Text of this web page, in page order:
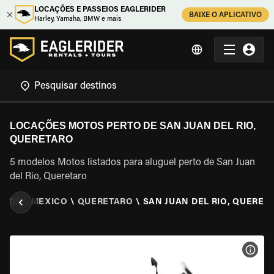
LOCAÇÕES E PASSEIOS EAGLERIDER
Harley, Yamaha, BMW e mais
BAIXE O APLICATIVO
LOCAÇÕES MOTOS PERTO DE SAN JUAN DEL RIO,
QUERETARO
5 modelos Motos listados para aluguel perto de San Juan
del Rio, Queretaro
MEXICO \ QUERETARO \ SAN JUAN DEL RIO,
VER